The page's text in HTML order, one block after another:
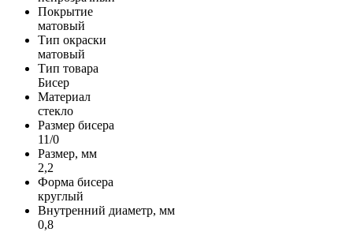
Покрытие
матовый
Тип окраски
матовый
Тип товара
Бисер
Материал
стекло
Размер бисера
11/0
Размер, мм
2,2
Форма бисера
круглый
Внутренний диаметр, мм
0,8